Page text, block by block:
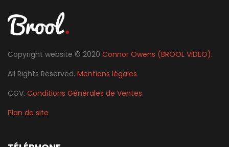
Copyright website © 2020 Connor Owens (BROOL VIDEO).
All Rights Reserved. Mentions légales
CGV. Conditions Générales de Ventes
Plan de site